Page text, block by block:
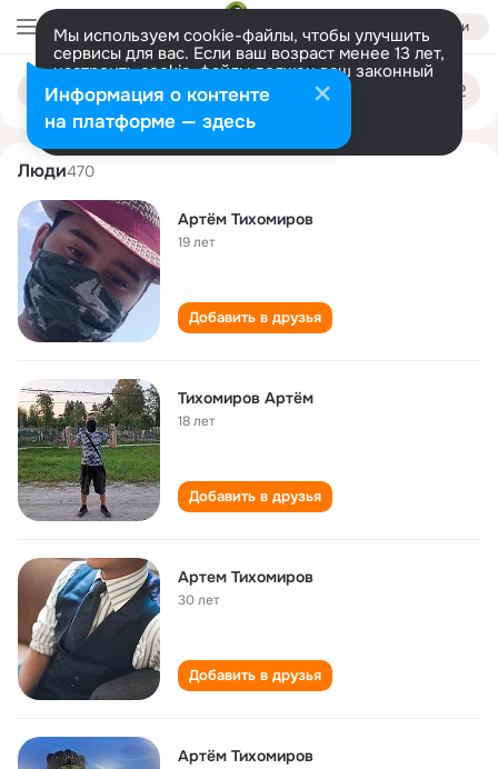
Войти
Мы используем cookie-файлы, чтобы улучшить
сервисы для вас. Если ваш возраст менее 13 лет,
настроить cookie-файлы должен ваш законный
представитель. Больше информации
Разрешить все Настроить
Поиск
людям
artyom tikhomirov
Люди470
Артëм Тихомиров
19 лет
Добавить в друзья
Тихомиров Артëм
18 лет
Добавить в друзья
Артем Тихомиров
30 лет
Добавить в друзья
Артём Тихомиров
Информация о контенте
на платформе — здесь